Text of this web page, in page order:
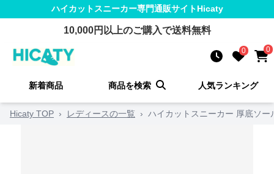
ハイカットスニーカー専門通販サイトHicaty
10,000円以上のご購入で送料無料
0 0
新着商品 商品を検索 人気ランキング
Hicaty TOP › レディースの一覧 › ハイカットスニーカー 厚底ソ